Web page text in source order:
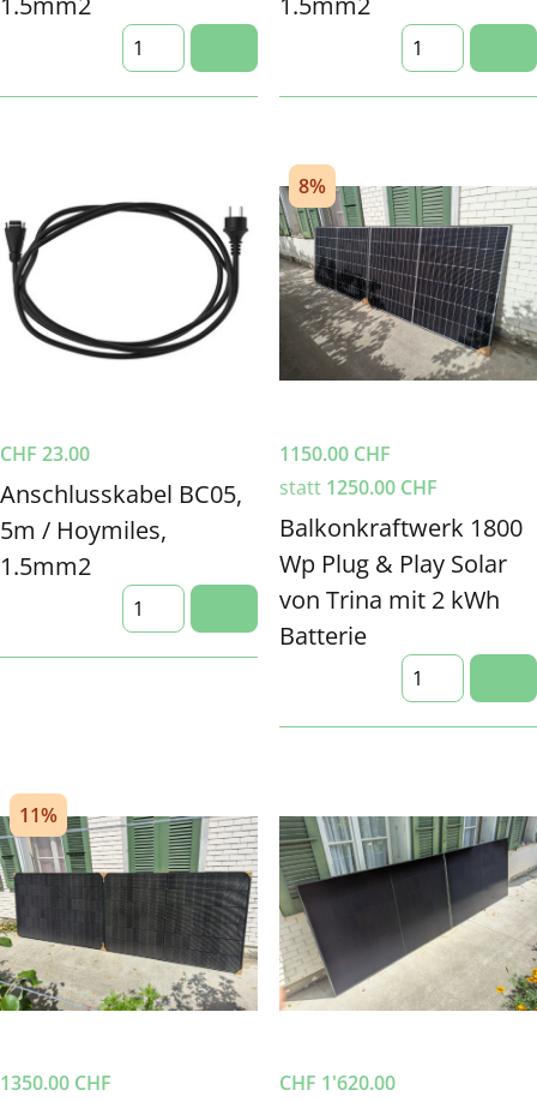
CHF 23.00
Anschlusskabel BC05,
5m / Hoymiles,
1.5mm2
8%
1150.00 CHF
statt 1250.00 CHF
Balkonkraftwerk 1800
Wp Plug & Play Solar
von Trina mit 2 kWh
Batterie
11%
1350.00 CHF
CHF 1'620.00